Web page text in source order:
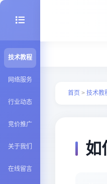
技术教程
seo优化
网络服务
行业动态
竞价推广
关于我们
在线留言
首页 > 技术教
如